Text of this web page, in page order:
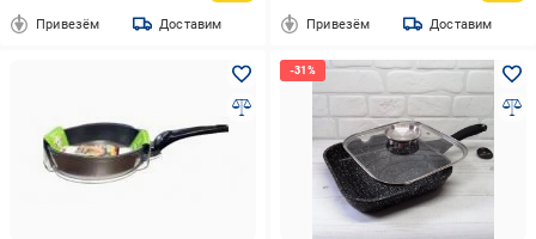
Привезём Доставим Привезём Доставим